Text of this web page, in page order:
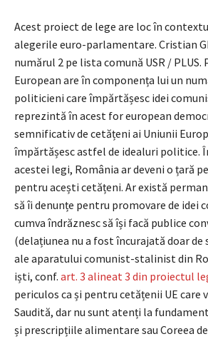
Acest proiect de lege are loc în
alegerile euro-parlamentare. Cristian
numărul 2 pe lista comună USR /
European are în componența lui un
politicieni care împărtășesc idei
reprezintă în acest for european
semnificativ de cetățeni ai Uniunii
împărtășesc astfel de idealuri politice.
acestei legi, România ar deveni o țară
pentru acești cetățeni. Ar există
să îi denunțe pentru promovare de idei
cumva îndrăznesc să își facă publice
(delațiunea nu a fost încurajată doar
ale aparatului comunist-stalinist din
iști, conf. art. 3 alineat 3 din proiectul
periculos ca și pentru cetățenii UE care
Saudită, dar nu sunt atenți la
și prescripțiile alimentare sau Coreea